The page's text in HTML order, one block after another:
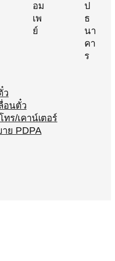
ว
อนตั๋ว
ทร/เคาน์เตอร์
ย PDPA